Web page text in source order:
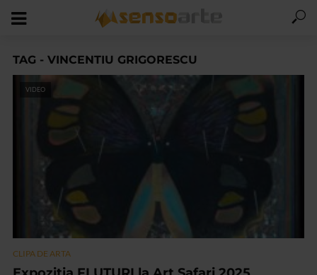
TAG - VINCENTIU GRIGORESCU
VIDEO
CLIPA DE ARTA